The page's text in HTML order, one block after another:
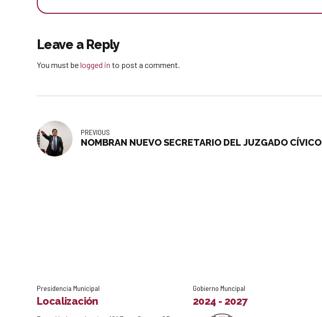
Leave a Reply
You must belogged in to post a comment.
PREVIOUS
NOMBRAN NUEVO SECRETARIO DEL JUZGADO CÍVICO
Presidencia Municipal
Localización
Gobierno Muncipal
2024 - 2027